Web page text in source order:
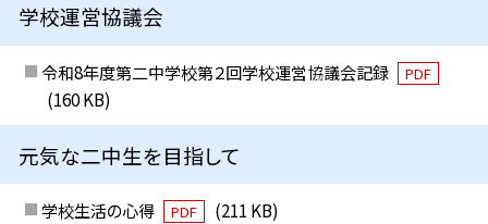
学校運営協議会
令和8年度第二中学校第２回学校運営協議会記録 PDF
(160 KB)
元気な二中生を目指して
学校生活の心得 PDF (211 KB)